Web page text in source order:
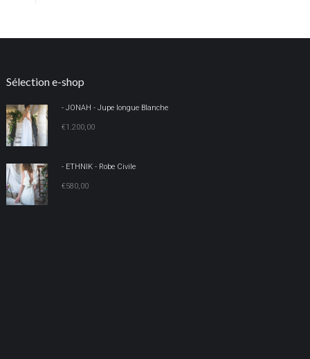
Sélection e-shop
- JONAH - Jupe longue Blanche
€1.200,00
- ETHNIK - Robe Civile
€580,00